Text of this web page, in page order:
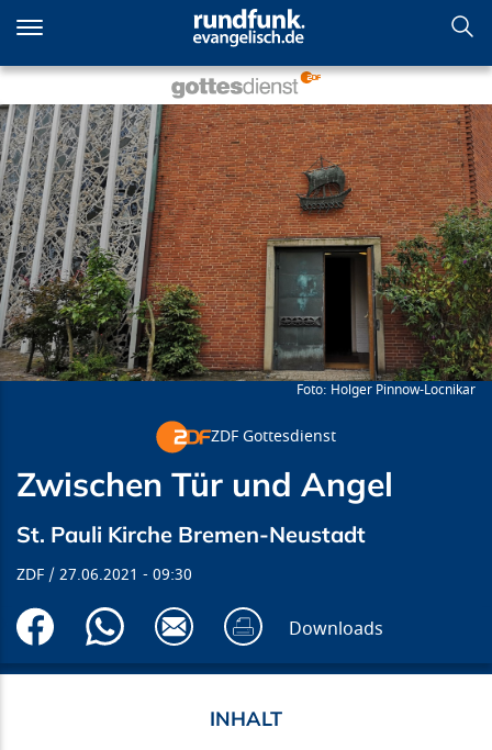
zum
Inhalt
Zwischen Tür und Angel
Holger Pinnow-Locnikar
ZDF Gottesdienst
Zwischen Tür und Angel
St. Pauli Kirche Bremen-Neustadt
ZDF 27.06.2021 09:30
Downloads